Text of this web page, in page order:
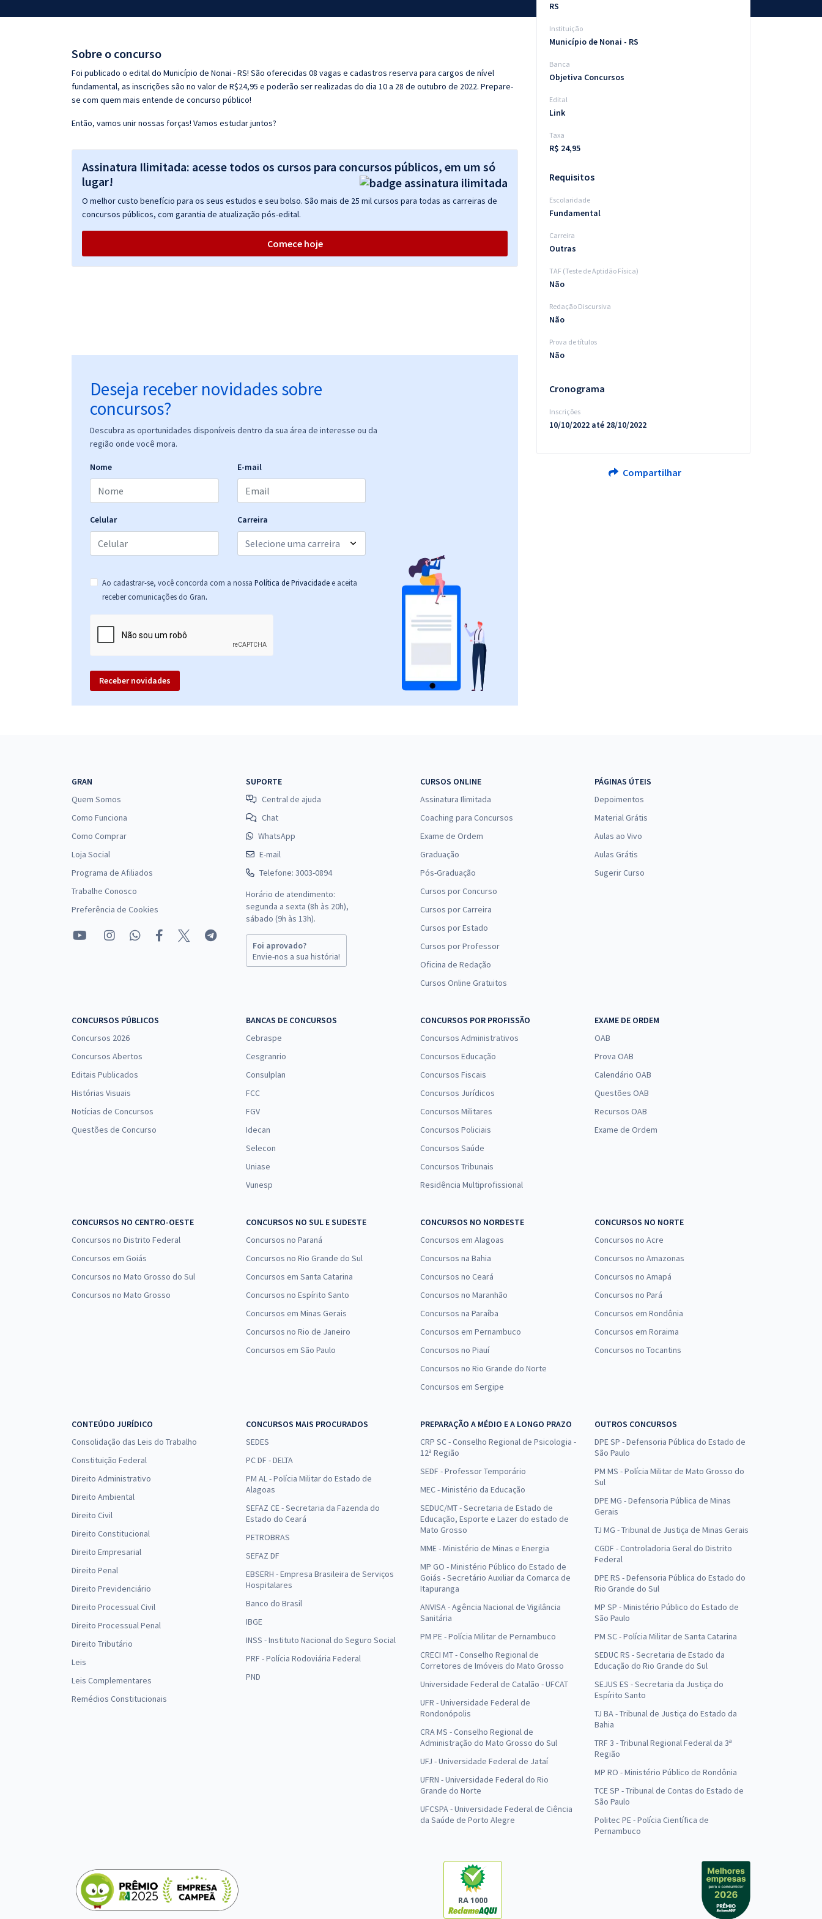
Questões grátis
Conteúdo gratuito
Sobre o concurso
Foi publicado o edital do Município de Nonai - RS! São oferecidas 08 vagas e cadastros reserva para cargos de nível
fundamental, as inscrições são no valor de R$24,95 e poderão ser realizadas do dia 10 a 28 de outubro de 2022. Prepare-
se com quem mais entende de concurso público!
Então, vamos unir nossas forças! Vamos estudar juntos?
Assinatura Ilimitada: acesse todos os cursos para concursos públicos, em um só
lugar!
O melhor custo benefício para os seus estudos e seu bolso. São mais de 25 mil cursos para todas as carreiras de
concursos públicos, com garantia de atualização pós-edital.
Comece hoje
Deseja receber novidades sobre
concursos?
Descubra as oportunidades disponíveis dentro da sua área de interesse ou da
região onde você mora.
Nome E-mail
Celular Carreira
Ao cadastrar-se, você concorda com a nossa Política de Privacidade e aceita
receber comunicações do Gran.
Receber novidades
RS
Instituição
Município de Nonai - RS
Banca
Objetiva Concursos
Edital
Link
Taxa
R$ 24,95
Requisitos
Escolaridade
Fundamental
Carreira
Outras
TAF (Teste de Aptidão Física)
Não
Redação Discursiva
Não
Prova de títulos
Não
Cronograma
Inscrições
10/10/2022 até 28/10/2022
Compartilhar
GRAN
Quem Somos
Como Funciona
Como Comprar
Loja Social
Programa de Afiliados
Trabalhe Conosco
Preferência de Cookies
SUPORTE
Central de ajuda
Chat
WhatsApp
E-mail
Telefone: 3003-0894
Horário de atendimento:
segunda a sexta (8h às 20h),
sábado (9h às 13h).
Foi aprovado?
Envie-nos a sua história!
CURSOS ONLINE
Assinatura Ilimitada
Coaching para Concursos
Exame de Ordem
Graduação
Pós-Graduação
Cursos por Concurso
Cursos por Carreira
Cursos por Estado
Cursos por Professor
Oficina de Redação
Cursos Online Gratuitos
PÁGINAS ÚTEIS
Depoimentos
Material Grátis
Aulas ao Vivo
Aulas Grátis
Sugerir Curso
CONCURSOS PÚBLICOS
Concursos 2026
Concursos Abertos
Editais Publicados
Histórias Visuais
Notícias de Concursos
Questões de Concurso
BANCAS DE CONCURSOS
Cebraspe
Cesgranrio
Consulplan
FCC
FGV
Idecan
Selecon
Uniase
Vunesp
CONCURSOS POR PROFISSÃO
Concursos Administrativos
Concursos Educação
Concursos Fiscais
Concursos Jurídicos
Concursos Militares
Concursos Policiais
Concursos Saúde
Concursos Tribunais
Residência Multiprofissional
EXAME DE ORDEM
OAB
Prova OAB
Calendário OAB
Questões OAB
Recursos OAB
Exame de Ordem
CONCURSOS NO CENTRO-OESTE
Concursos no Distrito Federal
Concursos em Goiás
Concursos no Mato Grosso do Sul
Concursos no Mato Grosso
CONCURSOS NO SUL E SUDESTE
Concursos no Paraná
Concursos no Rio Grande do Sul
Concursos em Santa Catarina
Concursos no Espírito Santo
Concursos em Minas Gerais
Concursos no Rio de Janeiro
Concursos em São Paulo
CONCURSOS NO NORDESTE
Concursos em Alagoas
Concursos na Bahia
Concursos no Ceará
Concursos no Maranhão
Concursos na Paraíba
Concursos em Pernambuco
Concursos no Piauí
Concursos no Rio Grande do Norte
Concursos em Sergipe
CONCURSOS NO NORTE
Concursos no Acre
Concursos no Amazonas
Concursos no Amapá
Concursos no Pará
Concursos em Rondônia
Concursos em Roraima
Concursos no Tocantins
CONTEÚDO JURÍDICO
Consolidação das Leis do Trabalho
Constituição Federal
Direito Administrativo
Direito Ambiental
Direito Civil
Direito Constitucional
Direito Empresarial
Direito Penal
Direito Previdenciário
Direito Processual Civil
Direito Processual Penal
Direito Tributário
Leis
Leis Complementares
Remédios Constitucionais
CONCURSOS MAIS PROCURADOS
SEDES
PC DF - DELTA
PM AL - Polícia Militar do Estado de
Alagoas
SEFAZ CE - Secretaria da Fazenda do
Estado do Ceará
PETROBRAS
SEFAZ DF
EBSERH - Empresa Brasileira de Serviços
Hospitalares
Banco do Brasil
IBGE
INSS - Instituto Nacional do Seguro Social
PRF - Polícia Rodoviária Federal
PND
PREPARAÇÃO A MÉDIO E A LONGO PRAZO
CRP SC - Conselho Regional de Psicologia -
12ª Região
SEDF - Professor Temporário
MEC - Ministério da Educação
SEDUC/MT - Secretaria de Estado de
Educação, Esporte e Lazer do estado de
Mato Grosso
MME - Ministério de Minas e Energia
MP GO - Ministério Público do Estado de
Goiás - Secretário Auxiliar da Comarca de
Itapuranga
ANVISA - Agência Nacional de Vigilância
Sanitária
PM PE - Polícia Militar de Pernambuco
CRECI MT - Conselho Regional de
Corretores de Imóveis do Mato Grosso
Universidade Federal de Catalão - UFCAT
UFR - Universidade Federal de
Rondonópolis
CRA MS - Conselho Regional de
Administração do Mato Grosso do Sul
UFJ - Universidade Federal de Jataí
UFRN - Universidade Federal do Rio
Grande do Norte
UFCSPA - Universidade Federal de Ciência
da Saúde de Porto Alegre
OUTROS CONCURSOS
DPE SP - Defensoria Pública do Estado de
São Paulo
PM MS - Polícia Militar de Mato Grosso do
Sul
DPE MG - Defensoria Pública de Minas
Gerais
TJ MG - Tribunal de Justiça de Minas Gerais
CGDF - Controladoria Geral do Distrito
Federal
DPE RS - Defensoria Pública do Estado do
Rio Grande do Sul
MP SP - Ministério Público do Estado de
São Paulo
PM SC - Polícia Militar de Santa Catarina
SEDUC RS - Secretaria de Estado da
Educação do Rio Grande do Sul
SEJUS ES - Secretaria da Justiça do
Espírito Santo
TJ BA - Tribunal de Justiça do Estado da
Bahia
TRF 3 - Tribunal Regional Federal da 3ª
Região
MP RO - Ministério Público de Rondônia
TCE SP - Tribunal de Contas do Estado de
São Paulo
Politec PE - Polícia Científica de
Pernambuco
RA 1000